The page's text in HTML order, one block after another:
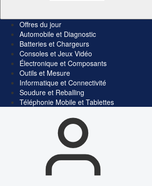
Offres du jour
Automobile et Diagnostic
Batteries et Chargeurs
Consoles et Jeux Vidéo
Électronique et Composants
Outils et Mesure
Informatique et Connectivité
Soudure et Reballing
Téléphonie Mobile et Tablettes